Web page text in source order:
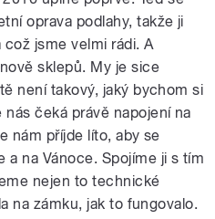
oprava podlahy, takže ji
jsme velmi rádi. A
sklepů. My je sice
není takový, jaký bychom si
čeká právě napojení na
nám příjde líto, aby se
a na Vánoce. Spojíme ji s tím
nejen to technické
na zámku, jak to fungovalo.